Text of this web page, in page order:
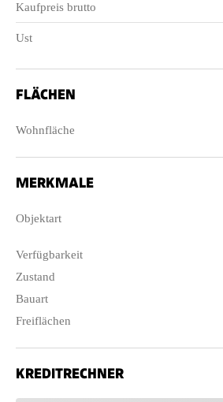
Kaufpreis brutto
Ust
FLÄCHEN
Wohnfläche
MERKMALE
Objektart
Verfügbarkeit
Zustand
Bauart
Freiflächen
KREDITRECHNER